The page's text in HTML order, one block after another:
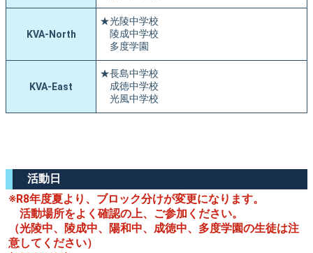
KVA-North
★光陵中学校
陵成中学校
多度学園
KVA-East
★長島中学校
成徳中学校
光風中学校
活動日
※R8年度夏より、ブロック分けが変更になります。
活動場所をよく確認の上、ご参加ください。
（光陵中、陵成中、陽和中、成徳中、多度学園の生徒は注
意してください）